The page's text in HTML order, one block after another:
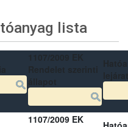
lista
1107/2009 EK